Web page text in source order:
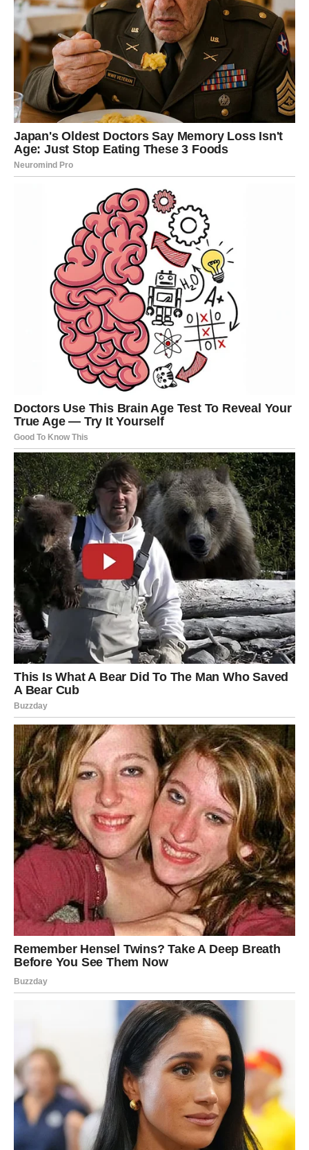
autentični ljudi koji ne pristaju na kompromise, i zbog
toga mnogi smatraju da je i sam postao
drugačijeg duha na regionalnoj muzičkoj sceni
Đorđe David godinama važi za jednog od najiskrenijih
članova žirija u emisiji Zvezde Granda. Njegovi komentari
izazivaju burne reakcije jer ne uljepšava mišljenje da bi
se dopao publici ili kandidatima. Posebnu pažnju izazvao
je trenutak kada je upitan da bira između Cece i Karleuše.
Za razliku od mnogih javnih ličnosti, nije imao dilemu:
„Definitivno Ceca“
, rekao je bez razmišljanja. Objasnio je
da izbor nije samo pitanje muzike i glasa, već i načina na
koji se osoba ponaša prema ljudima. „Ona je iskrena,
topla i dostupna“, istakao je, upoređujući ponašanje Cece
i Karleuše nakon snimanja emisija. Karleuša bi se povukla
odmah nakon gašenja kamera, dok je Ceca ostajala
prisutna i topla, što je Đorđu davalo osjećaj bliskosti i
povjerenja.
Njegove izjave izazvale su lavinu reakcija među
fanovima. Jedni su podržali njegovu iskrenost, dok su
drugi smatrali da nije trebao javno govoriti o privatnim
odnosima iza kamera. Ipak, Đorđe nikada nije
prilagođavao mišljenje da bi izbjegao kritike. Tokom
cijele karijere ostao je vjeran svomrock’n’roll stavu i
načinu životakoji odbija pretvaranje. Za njega, rock
nije samo muzika, već način razmišljanja i životni stav.
Karijera mu je obilježena buntom, autentičnošću i
stalnim sukobima s pravilima estrade, ali publika ga
prati jer djeluje drugačije od većine javnih ličnosti.
„Mene establishment nikada nije volio. Ali ljudi koji
traže istinu — oni jesu“, rekao je.